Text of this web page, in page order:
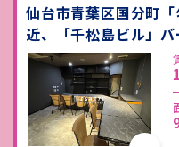
仙台市青葉区国分町
近、「千松島ビル」